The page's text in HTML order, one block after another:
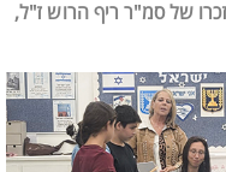
של סמ"ר ריף הרוש ז"ל,